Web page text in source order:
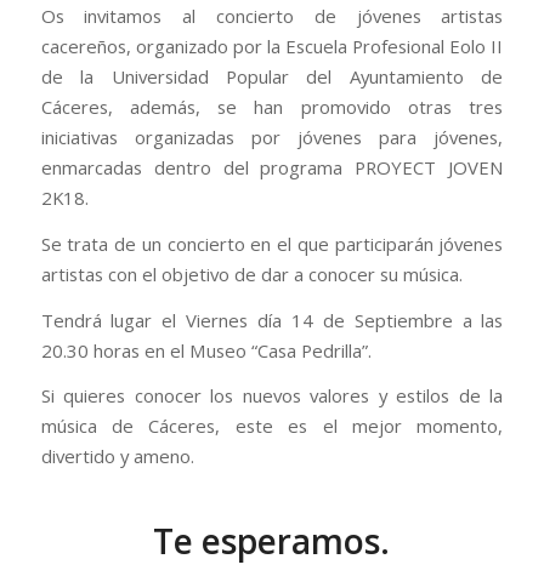
Os invitamos al concierto de jóvenes artistas
cacereños, organizado por la Escuela Profesional Eolo II
de la Universidad Popular del Ayuntamiento de
Cáceres, además, se han promovido otras tres
iniciativas organizadas por jóvenes para jóvenes,
enmarcadas dentro del programa PROYECT JOVEN
2K18.
Se trata de un concierto en el que participarán jóvenes
artistas con el objetivo de dar a conocer su música.
Tendrá lugar el Viernes día 14 de Septiembre a las
20.30 horas en el Museo “Casa Pedrilla”.
Si quieres conocer los nuevos valores y estilos de la
música de Cáceres, este es el mejor momento,
divertido y ameno.
Te esperamos.